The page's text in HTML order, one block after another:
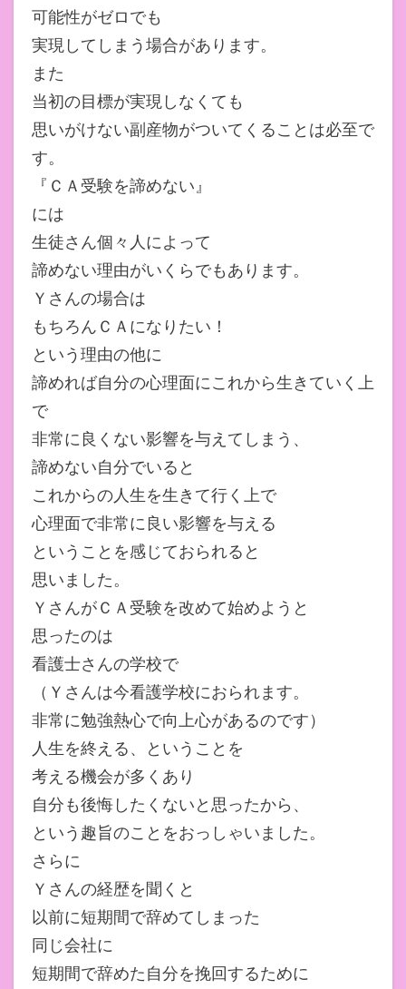
可能性がゼロでも
実現してしまう場合があります。
また
当初の目標が実現しなくても
思いがけない副産物がついてくることは必至で
す。
『ＣＡ受験を諦めない』
には
生徒さん個々人によって
諦めない理由がいくらでもあります。
Ｙさんの場合は
もちろんＣＡになりたい！
という理由の他に
諦めれば自分の心理面にこれから生きていく上
で
非常に良くない影響を与えてしまう、
諦めない自分でいると
これからの人生を生きて行く上で
心理面で非常に良い影響を与える
ということを感じておられると
思いました。
ＹさんがＣＡ受験を改めて始めようと
思ったのは
看護士さんの学校で
（Ｙさんは今看護学校におられます。
非常に勉強熱心で向上心があるのです）
人生を終える、ということを
考える機会が多くあり
自分も後悔したくないと思ったから、
という趣旨のことをおっしゃいました。
さらに
Ｙさんの経歴を聞くと
以前に短期間で辞めてしまった
同じ会社に
短期間で辞めた自分を挽回するために